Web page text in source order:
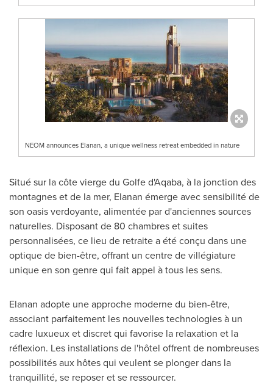
NEOM announces Elanan, a unique wellness retreat embedded in nature
Situé sur la côte vierge du Golfe d'Aqaba, à la jonction des
montagnes et de la mer, Elanan émerge avec sensibilité de
son oasis verdoyante, alimentée par d'anciennes sources
naturelles. Disposant de 80 chambres et suites
personnalisées, ce lieu de retraite a été conçu dans une
optique de bien-être, offrant un centre de villégiature
unique en son genre qui fait appel à tous les sens.
Elanan adopte une approche moderne du bien-être,
associant parfaitement les nouvelles technologies à un
cadre luxueux et discret qui favorise la relaxation et la
réflexion. Les installations de l'hôtel offrent de nombreuses
possibilités aux hôtes qui veulent se plonger dans la
tranquillité, se reposer et se ressourcer.